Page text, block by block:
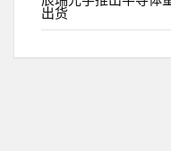
出货